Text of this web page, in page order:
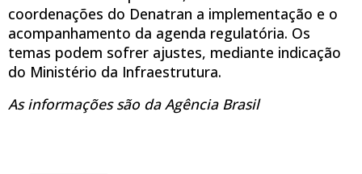
coordenações do Denatran a implementação e o
acompanhamento da agenda regulatória. Os
temas podem sofrer ajustes, mediante indicação
do Ministério da Infraestrutura.
As informações são da Agência Brasil